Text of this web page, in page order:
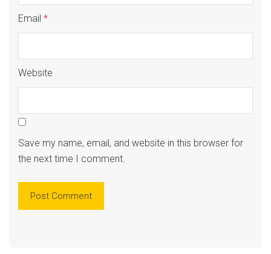
Email *
Website
Save my name, email, and website in this browser for
the next time I comment.